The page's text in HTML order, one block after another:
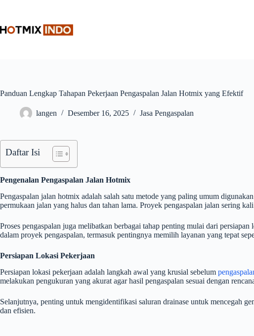
Panduan Lengkap Tahapan Pekerjaan Pengaspalan Jalan Hotmix yang Efektif
langen Desember 16, 2025 Jasa Pengaspalan
Daftar Isi
Pengenalan Pengaspalan Jalan Hotmix
Pengaspalan jalan hotmix adalah salah satu metode yang paling umum
permukaan jalan yang halus dan tahan lama. Proyek pengaspalan jalan sering
Proses pengaspalan juga melibatkan berbagai tahap penting mulai dari
dalam proyek pengaspalan, termasuk pentingnya memilih layanan yang tepat
Persiapan Lokasi Pekerjaan
Persiapan lokasi pekerjaan adalah langkah awal yang krusial sebelum
melakukan pengukuran yang akurat agar hasil pengaspalan sesuai dengan
Selanjutnya, penting untuk mengidentifikasi saluran drainase untuk mencegah
dan efisien.